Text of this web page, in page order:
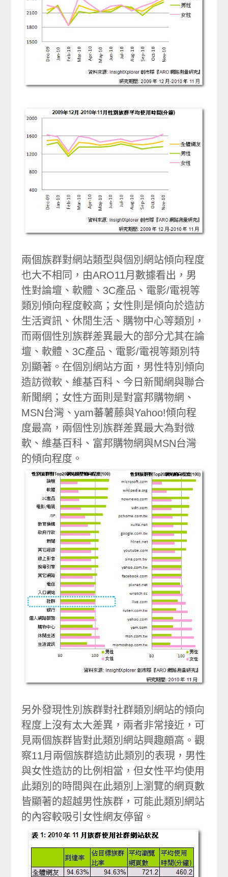
兩個族群對網站類型與個別網站傾向程度
也大不相同，由ARO11月數據看出，男
性對論壇、軟體、3C產品、電影/電視等
類別傾向程度較高；女性則是傾向於造訪
生活資訊、休閒生活、購物中心等類別，
而兩個性別族群差異最大的部分尤其在論
壇、軟體、3C產品、電影/電視等類別特
別顯著。在個別網站方面，男性特別傾向
造訪微軟、維基百科、今日新聞網與聯合
新聞網；女性方面則是對富邦購物網、
MSN台灣、yam蕃薯藤與Yahoo!傾向程
度最高，兩個性別族群差異最大為對微
軟、維基百科、富邦購物網與MSN台灣
的傾向程度。
另外發現性別族群對社群類別網站的傾向
程度上沒有太大差異，兩者非常接近，可
見兩個族群皆對此類別網站興趣頗高。觀
察11月兩個族群造訪此類別的表現，男性
與女性造訪的比例相當，但女性平均使用
此類別的時間與在此類別上瀏覽的網頁數
皆顯著的超越男性族群，可能此類別網站
的內容較吸引女性網友停留。